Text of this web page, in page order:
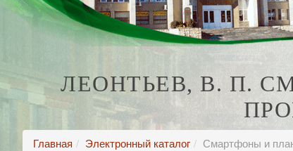
ЛЕОНТЬЕВ, В. П.
Главная Электронный каталог Смартфоны и